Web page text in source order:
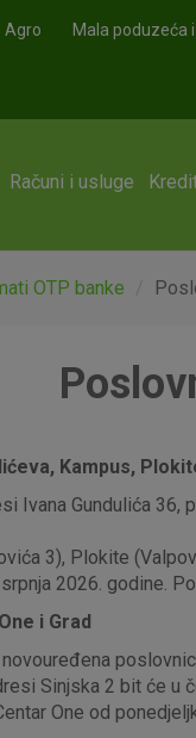
Agro Mala poduzeća
Računi i usluge
OTP banke
Kampus,
Ivana Gundulića
3), Plokite
2026. godine.
i Grad
Sinjska 2 bit će u
One od